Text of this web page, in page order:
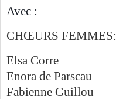
Avec :
CHŒURS FEMMES:
Elsa Corre
Enora de Parscau
Fabienne Guillou